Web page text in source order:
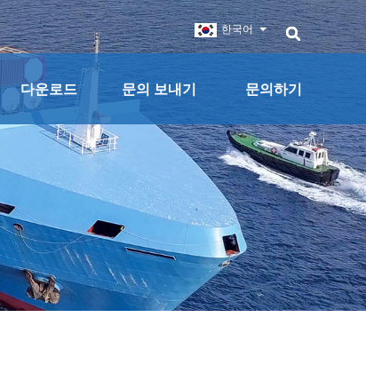
한국어
다운로드 문의 보내기 문의하기